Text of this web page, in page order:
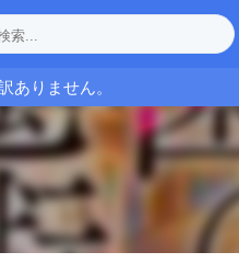
ありません。